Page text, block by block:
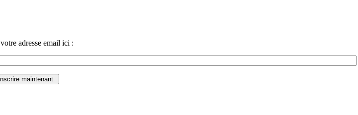
adresse email ici :